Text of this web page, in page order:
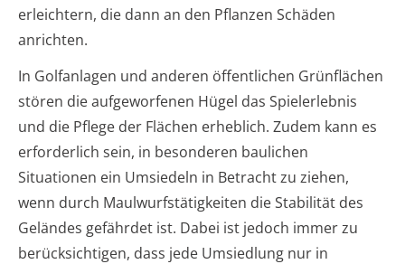
erleichtern, die dann an den Pflanzen Schäden
anrichten.
In Golfanlagen und anderen öffentlichen Grünflächen
stören die aufgeworfenen Hügel das Spielerlebnis
und die Pflege der Flächen erheblich. Zudem kann es
erforderlich sein, in besonderen baulichen
Situationen ein Umsiedeln in Betracht zu ziehen,
wenn durch Maulwurfstätigkeiten die Stabilität des
Geländes gefährdet ist. Dabei ist jedoch immer zu
berücksichtigen, dass jede Umsiedlung nur in